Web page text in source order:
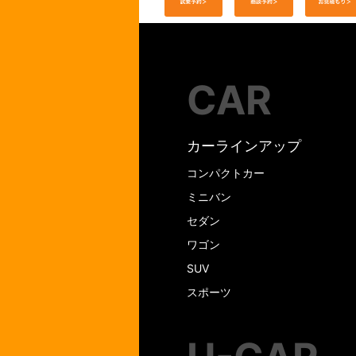
CAR
カーラインアップ
コンパクトカー
ミニバン
セダン
ワゴン
SUV
スポーツ